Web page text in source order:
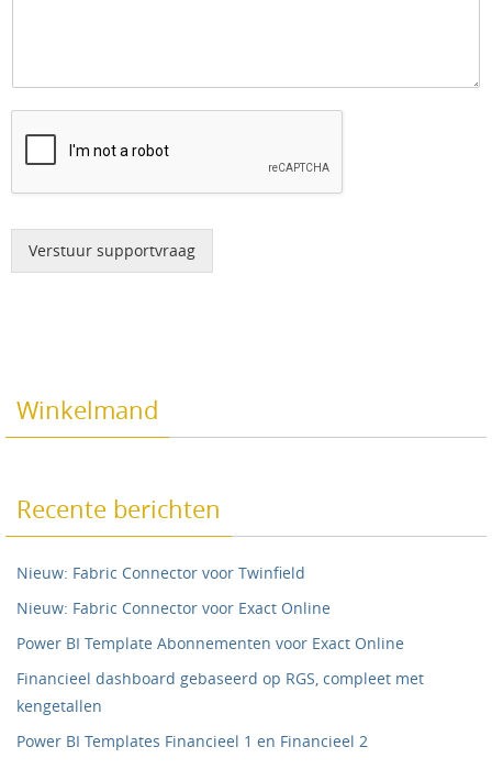
Verstuur supportvraag
Winkelmand
Recente berichten
Nieuw: Fabric Connector voor Twinfield
Nieuw: Fabric Connector voor Exact Online
Power BI Template Abonnementen voor Exact Online
Financieel dashboard gebaseerd op RGS, compleet met
kengetallen
Power BI Templates Financieel 1 en Financieel 2